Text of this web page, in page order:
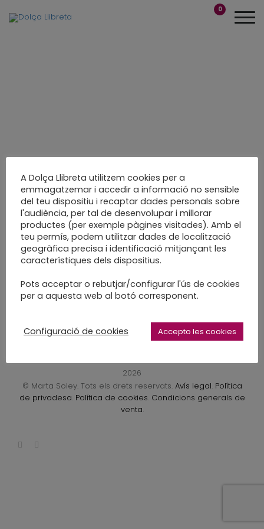
0
Metall, fusta, paper i
tardor
Decoració de tardor
2026
© Marta Soley. Tots els drets reservats. Avís legal. Política
de privadesa. Política de cookies. Condicions generals de
venta.
A Dolça Llibreta utilitzem cookies per a
emmagatzemar i accedir a informació no sensible
del teu dispositiu i recaptar dades personals sobre
l'audiència, per tal de desenvolupar i millorar
productes (per exemple pàgines visitades). Amb el
teu permís, podem utilitzar dades de localització
geogràfica precisa i identificació mitjançant les
característiques dels dispositius.
Pots acceptar o rebutjar/configurar l'ús de cookies
per a aquesta web al botó corresponent.
Configuració de cookies Accepto les cookies